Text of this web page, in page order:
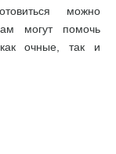
можно
могут помочь
очные, так и